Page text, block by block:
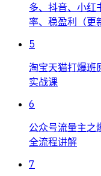
多、抖音、小红
率、稳盈利（更
5
淘宝天猫打爆班
实战课
6
公众号流量主之
全流程讲解
7